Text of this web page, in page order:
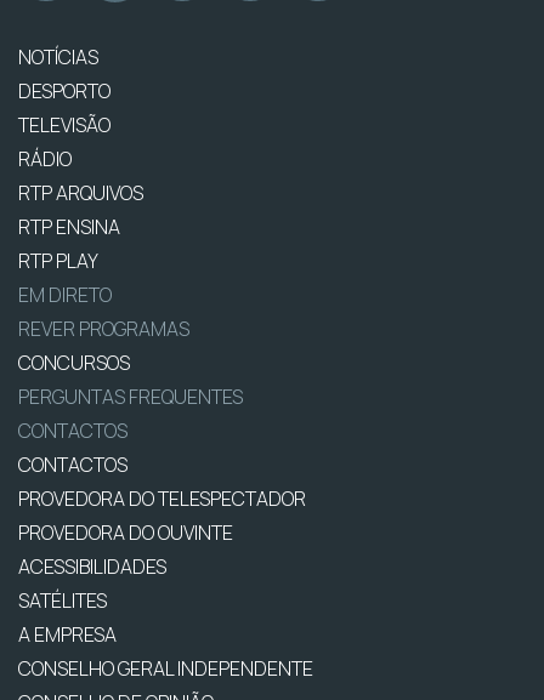
NOTÍCIAS
DESPORTO
TELEVISÃO
RÁDIO
RTP ARQUIVOS
RTP ENSINA
RTP PLAY
EM DIRETO
REVER PROGRAMAS
CONCURSOS
PERGUNTAS FREQUENTES
CONTACTOS
CONTACTOS
PROVEDORA DO TELESPECTADOR
PROVEDORA DO OUVINTE
ACESSIBILIDADES
SATÉLITES
A EMPRESA
CONSELHO GERAL INDEPENDENTE